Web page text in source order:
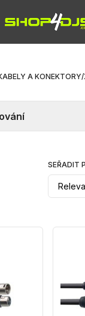
A KONEKTORY/
SEŘADIT